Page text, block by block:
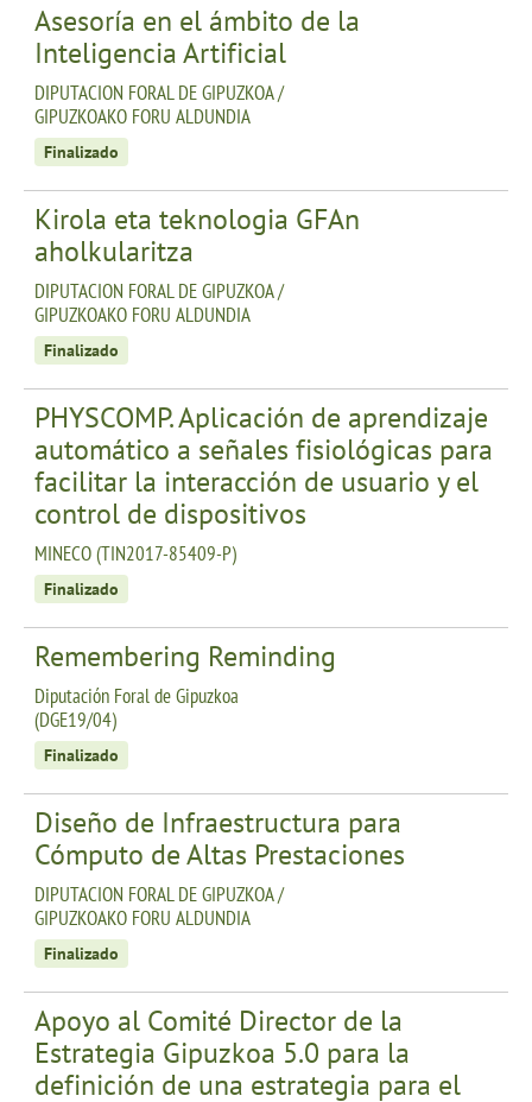
Asesoría en el ámbito de la
Inteligencia Artificial
DIPUTACION FORAL DE GIPUZKOA /
GIPUZKOAKO FORU ALDUNDIA
Finalizado
Kirola eta teknologia GFAn
aholkularitza
DIPUTACION FORAL DE GIPUZKOA /
GIPUZKOAKO FORU ALDUNDIA
Finalizado
PHYSCOMP. Aplicación de aprendizaje
automático a señales fisiológicas para
facilitar la interacción de usuario y el
control de dispositivos
MINECO (TIN2017-85409-P)
Finalizado
Remembering Reminding
Diputación Foral de Gipuzkoa
(DGE19/04)
Finalizado
Diseño de Infraestructura para
Cómputo de Altas Prestaciones
DIPUTACION FORAL DE GIPUZKOA /
GIPUZKOAKO FORU ALDUNDIA
Finalizado
Apoyo al Comité Director de la
Estrategia Gipuzkoa 5.0 para la
definición de una estrategia para el